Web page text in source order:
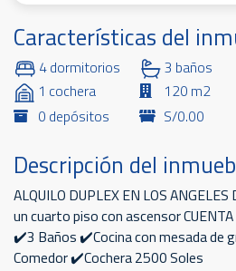
Características del
4 dormitorios 3 baños
1 cochera
120 m2
0 depósitos
S/0.00
Descripción del
ALQUILO DUPLEX EN LOS
un cuarto piso con ascensor
✔️3 Baños ✔️Cocina con mesada de
Comedor ✔️Cochera 2500 Soles